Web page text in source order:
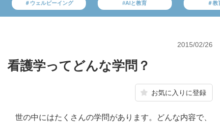
＃ウェルビーイング #AIと教育 ＃教
2015/02/26
看護学ってどんな学問？
お気に入りに登録
世の中にはたくさんの学問があります。どんな内容で、